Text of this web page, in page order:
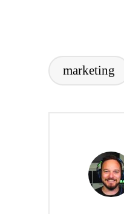
Tags:marketing